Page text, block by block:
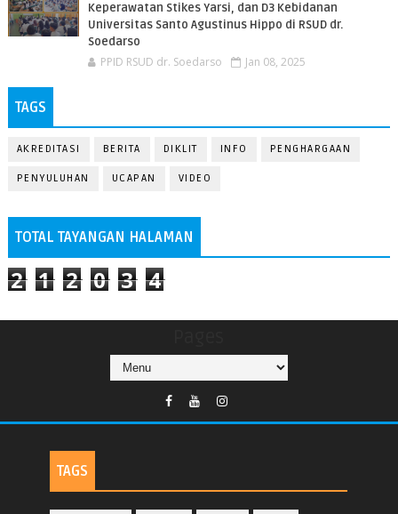
Keperawatan Stikes Yarsi, dan D3 Kebidanan
Universitas Santo Agustinus Hippo di RSUD dr.
Soedarso
PPID RSUD dr. Soedarso Jan 08, 2025
TAGS
AKREDITASI BERITA DIKLIT INFO PENGHARGAAN
PENYULUHAN UCAPAN VIDEO
TOTAL TAYANGAN HALAMAN
2 1 2 0 3 4
TAGS